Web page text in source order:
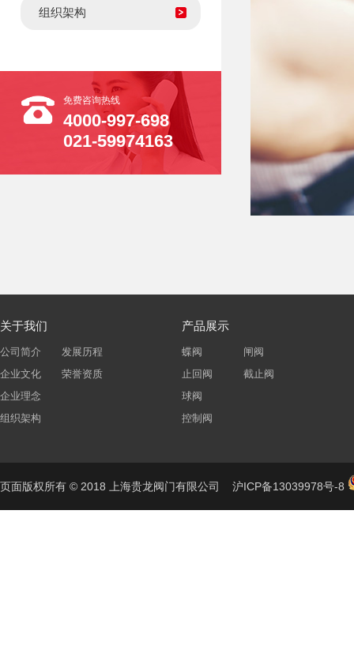
组织架构
免费咨询热线
4000-997-698
021-59974163
关于我们
公司简介
发展历程
企业文化
荣誉资质
企业理念
组织架构
产品展示
蝶阀
闸阀
止回阀
截止阀
球阀
控制阀
页面版权所有 © 2018 上海贵龙阀门有限公司 沪ICP备13039978号-8